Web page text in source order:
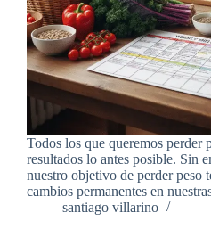
Todos los que queremos perder
resultados lo antes posible. Sin
nuestro objetivo de perder peso
cambios permanentes en
santiago villarino